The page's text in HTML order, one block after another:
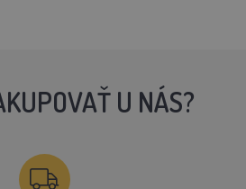
U NÁS?